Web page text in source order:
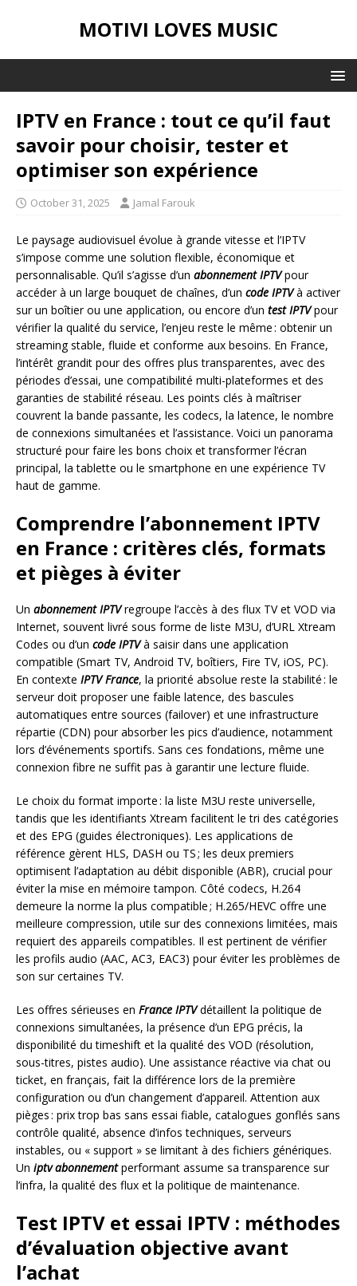
MOTIVI LOVES MUSIC
IPTV en France : tout ce qu’il faut
savoir pour choisir, tester et
optimiser son expérience
October 31, 2025 Jamal Farouk
Le paysage audiovisuel évolue à grande vitesse et l’IPTV
s’impose comme une solution flexible, économique et
personnalisable. Qu’il s’agisse d’un abonnement IPTVpour
accéder à un large bouquet de chaînes, d’un code IPTVà activer
sur un boîtier ou une application, ou encore d’un test IPTVpour
vérifier la qualité du service, l’enjeu reste le même : obtenir un
streaming stable, fluide et conforme aux besoins. En France,
l’intérêt grandit pour des offres plus transparentes, avec des
périodes d’essai, une compatibilité multi-plateformes et des
garanties de stabilité réseau. Les points clés à maîtriser
couvrent la bande passante, les codecs, la latence, le nombre
de connexions simultanées et l’assistance. Voici un panorama
structuré pour faire les bons choix et transformer l’écran
principal, la tablette ou le smartphone en une expérience TV
haut de gamme.
Comprendre l’abonnement IPTV
en France : critères clés, formats
et pièges à éviter
Un abonnement IPTVregroupe l’accès à des flux TV et VOD via
Internet, souvent livré sous forme de liste M3U, d’URL Xtream
Codes ou d’un code IPTVà saisir dans une application
compatible (Smart TV, Android TV, boîtiers, Fire TV, iOS, PC).
En contexte IPTV France, la priorité absolue reste la stabilité : le
serveur doit proposer une faible latence, des bascules
automatiques entre sources (failover) et une infrastructure
répartie (CDN) pour absorber les pics d’audience, notamment
lors d’événements sportifs. Sans ces fondations, même une
connexion fibre ne suffit pas à garantir une lecture fluide.
Le choix du format importe : la liste M3U reste universelle,
tandis que les identifiants Xtream facilitent le tri des catégories
et des EPG (guides électroniques). Les applications de
référence gèrent HLS, DASH ou TS ; les deux premiers
optimisent l’adaptation au débit disponible (ABR), crucial pour
éviter la mise en mémoire tampon. Côté codecs, H.264
demeure la norme la plus compatible ; H.265/HEVC offre une
meilleure compression, utile sur des connexions limitées, mais
requiert des appareils compatibles. Il est pertinent de vérifier
les profils audio (AAC, AC3, EAC3) pour éviter les problèmes de
son sur certaines TV.
Les offres sérieuses en France IPTVdétaillent la politique de
connexions simultanées, la présence d’un EPG précis, la
disponibilité du timeshift et la qualité des VOD (résolution,
sous-titres, pistes audio). Une assistance réactive via chat ou
ticket, en français, fait la différence lors de la première
configuration ou d’un changement d’appareil. Attention aux
pièges : prix trop bas sans essai fiable, catalogues gonflés sans
contrôle qualité, absence d’infos techniques, serveurs
instables, ou « support » se limitant à des fichiers génériques.
Un iptv abonnementperformant assume sa transparence sur
l’infra, la qualité des flux et la politique de maintenance.
Test IPTV et essai IPTV : méthodes
d’évaluation objective avant
l’achat